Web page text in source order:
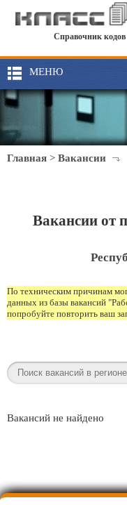
Справочник кодов
МЕНЮ
Главная > Вакансии
Вакансии от
По техническим причинам
данных из базы вакансий
попробуйте повторить ваш
Вакансий не найдено